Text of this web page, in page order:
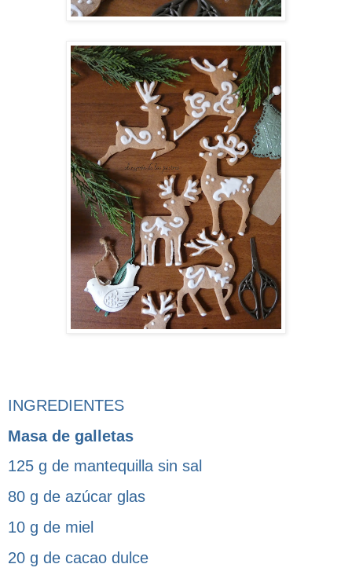
INGREDIENTES
Masa de galletas
125 g de mantequilla sin sal
80 g de azúcar glas
10 g de miel
20 g de cacao dulce